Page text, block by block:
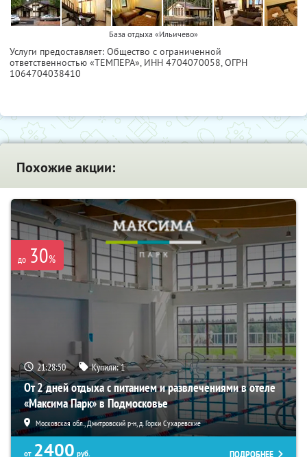
База отдыха «Ильичево»
Услуги предоставляет: Общество с ограниченной
ответственностью «ТЕМПЕРА», ИНН 4704070058, ОГРН
1064704038410
Похожие акции:
до 30%
21:28:49 Купили:1
От 2 дней отдыха с питанием и развлечениями в отеле
«Максима Парк» в Подмосковье
Московская обл., Дмитровский р-н, д. Горки Сухаревские
от 2400 руб.
ПОДРОБНЕЕ